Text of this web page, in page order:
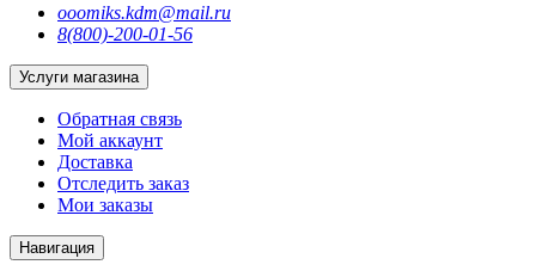
ooomiks.kdm@mail.ru
8(800)-200-01-56
Услуги магазина
Обратная связь
Мой аккаунт
Доставка
Отследить заказ
Мои заказы
Навигация